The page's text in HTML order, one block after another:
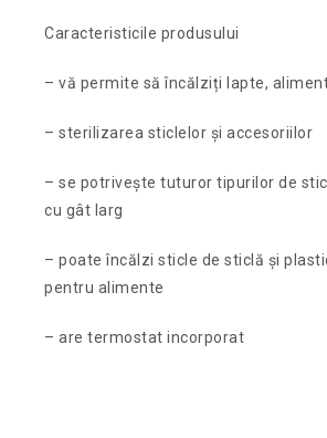
Caracteristicile produsului
– vă permite să încălziți lapte,
– sterilizarea sticlelor și accesoriilor
– se potrivește tuturor tipurilor de
cu gât larg
– poate încălzi sticle de sticlă și
pentru alimente
– are termostat incorporat